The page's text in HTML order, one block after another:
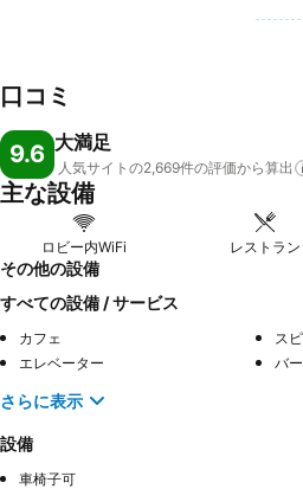
口コミ
9.6 大満足
人気サイトの2,669件の評価から算出
主な設備
ロビー内WiFi レストラン
その他の設備
すべての設備 / サービス
カフェ
エレベーター
バー
さらに表示
設備
車椅子可